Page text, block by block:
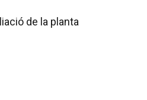
de la planta